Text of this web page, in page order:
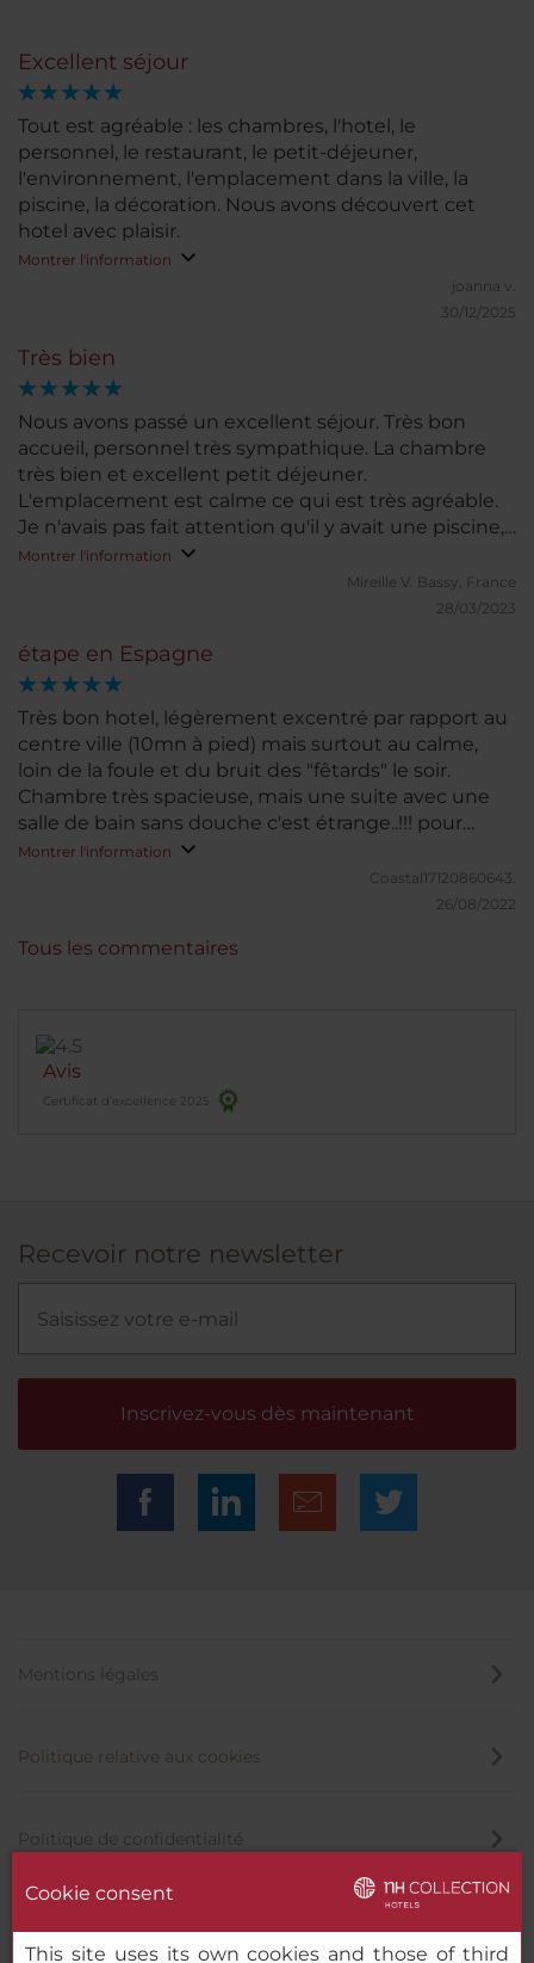
Excellent séjour
Tout est agréable : les chambres, l'hotel, le
personnel, le restaurant, le petit-déjeuner,
l'environnement, l'emplacement dans la ville, la
piscine, la décoration. Nous avons découvert cet
hotel avec plaisir.
Montrer l'information
joanna v.
30/12/2025
Très bien
Nous avons passé un excellent séjour. Très bon
accueil, personnel très sympathique. La chambre
très bien et excellent petit déjeuner.
L'emplacement est calme ce qui est très agréable.
Je n'avais pas fait attention qu'il y avait une piscine,
ce qui est bien agréable après une journée de
Montrer l'information
Mireille V. Bassy, France
28/03/2023
étape en Espagne
Très bon hotel, légèrement excentré par rapport au
centre ville (10mn à pied) mais surtout au calme,
loin de la foule et du bruit des "fêtards" le soir.
Chambre très spacieuse, mais une suite avec une
salle de bain sans douche c'est étrange..!!! pour
cette qualité d'hôtel. Parties communes spacieuses;
Petit déjeuner copieux, mais pain industriel..!!!
Parking gratuit au sous-sol de l'hôtel, rare dans cette
Montrer l'information
Coastal17120860643.
26/08/2022
Avis
Certificat d’excellence 2025
Tous les commentaires
Recevoir notre newsletter
Inscrivez-vous dès maintenant
Mentions légales
Politique relative aux cookies
Politique de confidentialité
Cookie consent
This site uses its own cookies and those of third